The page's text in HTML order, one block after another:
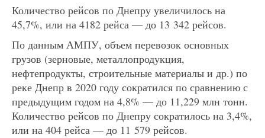
Количество рейсов по Днепру увеличилось на
45,7%, или на 4182 рейса — до 13 342 рейсов.
По данным АМПУ, объем перевозок основных
грузов (зерновые, металлопродукция,
нефтепродукты, строительные материалы и др.) по
реке Днепр в 2020 году сократился по сравнению с
предыдущим годом на 4,8% — до 11,229 млн тонн.
Количество рейсов по Днепру сократилось на 3,4%,
или на 404 рейса — до 11 579 рейсов.